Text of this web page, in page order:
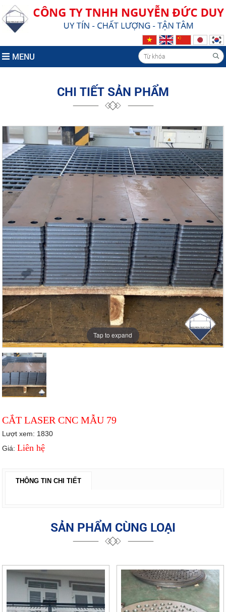
MENU
CHI TIẾT SẢN PHẨM
Tap to expand
CẮT LASER CNC MẪU 79
Lượt xem: 1830
Giá: Liên hệ
THÔNG TIN CHI TIẾT
SẢN PHẨM CÙNG LOẠI